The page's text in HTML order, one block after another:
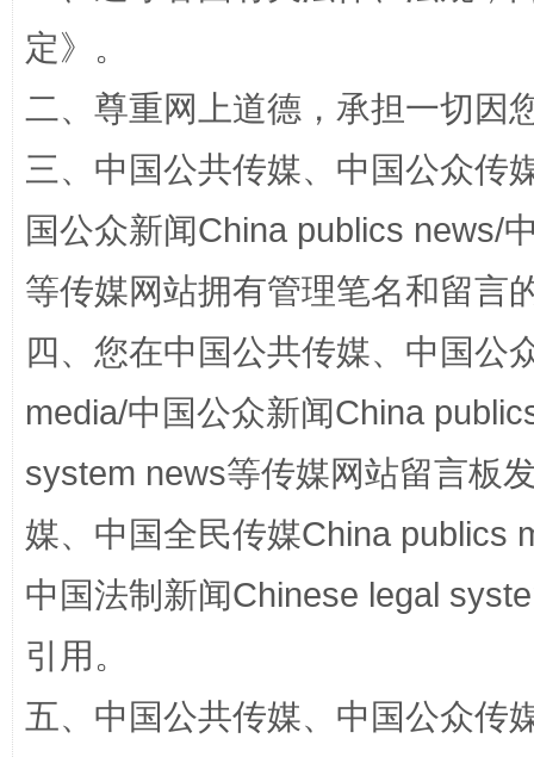
国家大学科技园优化重塑工作
定》。
二、尊重网上道德，承担一切因
三、中国公共传媒、中国公众传
国公众新闻China publics news/
等传媒网站拥有管理笔名和留言
四、您在中国公共传媒、中国公
media/中国公众新闻China
system news等传媒网站留言板
媒、中国全民传媒China publics
中国法制新闻Chinese legal
引用。
五、中国公共传媒、中国公众传